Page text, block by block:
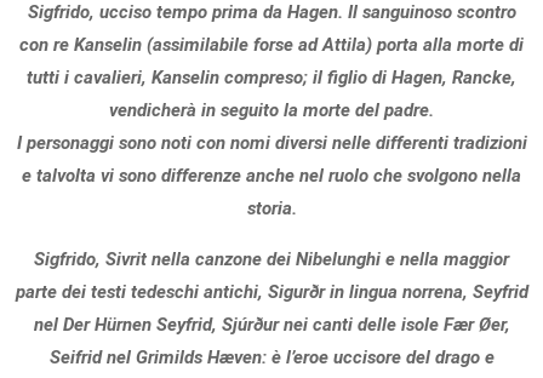
Sigfrido, ucciso tempo prima da Hagen. Il sanguinoso scontro
con re Kanselin (assimilabile forse ad Attila) porta alla morte di
tutti i cavalieri, Kanselin compreso; il figlio di Hagen, Rancke,
vendicherà in seguito la morte del padre.
I personaggi sono noti con nomi diversi nelle differenti tradizioni
e talvolta vi sono differenze anche nel ruolo che svolgono nella
storia.
Sigfrido, Sivrit nella canzone dei Nibelunghi e nella maggior
parte dei testi tedeschi antichi, Sigurðr in lingua norrena, Seyfrid
nel Der Hürnen Seyfrid, Sjúrður nei canti delle isole Fær Øer,
Seifrid nel Grimilds Hæven: è l’eroe uccisore del drago e